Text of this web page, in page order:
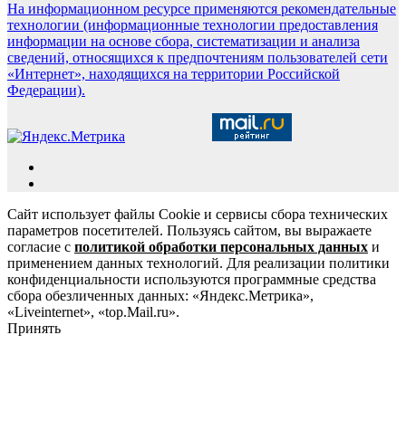
На информационном ресурсе применяются рекомендательные
технологии (информационные технологии предоставления
информации на основе сбора, систематизации и анализа
сведений, относящихся к предпочтениям пользователей сети
«Интернет», находящихся на территории Российской
Федерации).
Сайт использует файлы Cookie и сервисы сбора технических
параметров посетителей. Пользуясь сайтом, вы выражаете
согласие с политикой обработки персональных данных и
применением данных технологий. Для реализации политики
конфиденциальности используются программные средства
сбора обезличенных данных: «Яндекс.Метрика»,
«Liveinternet», «top.Mail.ru».
Принять